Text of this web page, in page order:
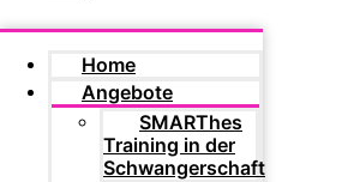
Home
Angebote
SMARThes
Training in der
Schwangerschaft